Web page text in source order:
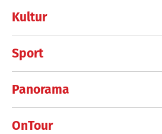
Kultur
Sport
Panorama
OnTour